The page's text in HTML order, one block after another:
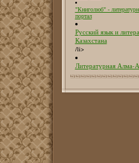
"Книголюб" -
портал
Русский язык и
Казахстана
/li>
Литературная Алма-